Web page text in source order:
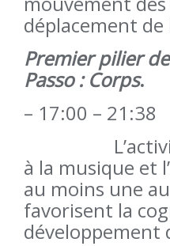
déplacement de
Premier pilier
Passo : Corps.
– 17:00 – 21:38
L’activité
à la musique et
au moins une
favorisent la
développement